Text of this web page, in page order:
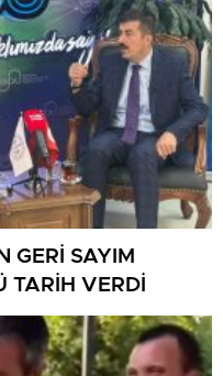
GERİ SAYIM
TARİH VERDİ